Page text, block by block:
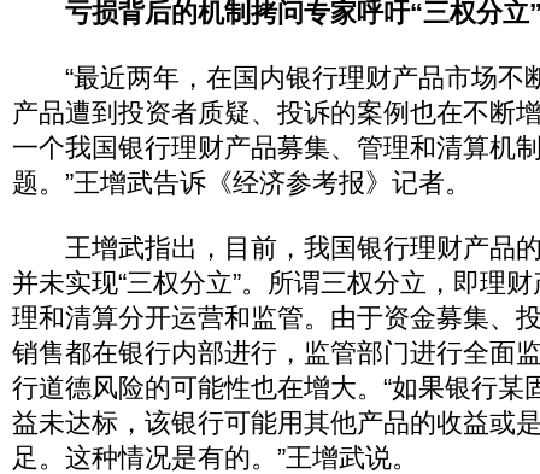
亏损背后的机制拷问专家呼吁“三权分立
“最近两年，在国内银行理财产品市场不
产品遭到投资者质疑、投诉的案例也在不断
一个我国银行理财产品募集、管理和清算机
题。”王增武告诉《经济参考报》记者。
王增武指出，目前，我国银行理财产品
并未实现“三权分立”。所谓三权分立，即理
理和清算分开运营和监管。由于资金募集、
销售都在银行内部进行，监管部门进行全面
行道德风险的可能性也在增大。“如果银行某
益未达标，该银行可能用其他产品的收益或
足。这种情况是有的。”王增武说。